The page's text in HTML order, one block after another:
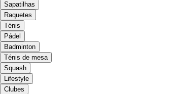
Sapatilhas
Raquetes
Ténis
Pádel
Badminton
Ténis de mesa
Squash
Lifestyle
Clubes